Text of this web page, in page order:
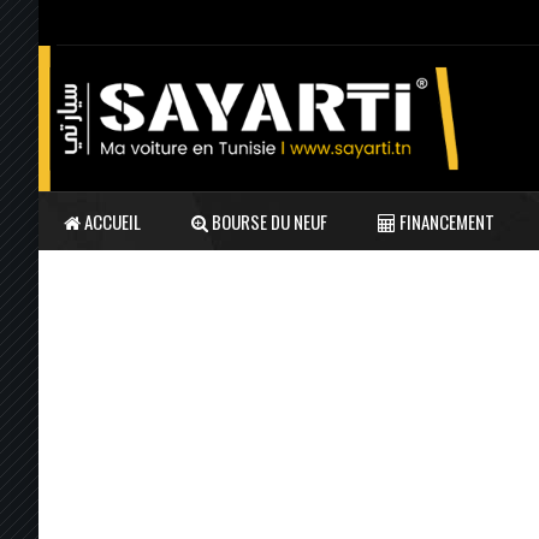
ACCUEIL BOURSE DU NEUF FINANCEMENT